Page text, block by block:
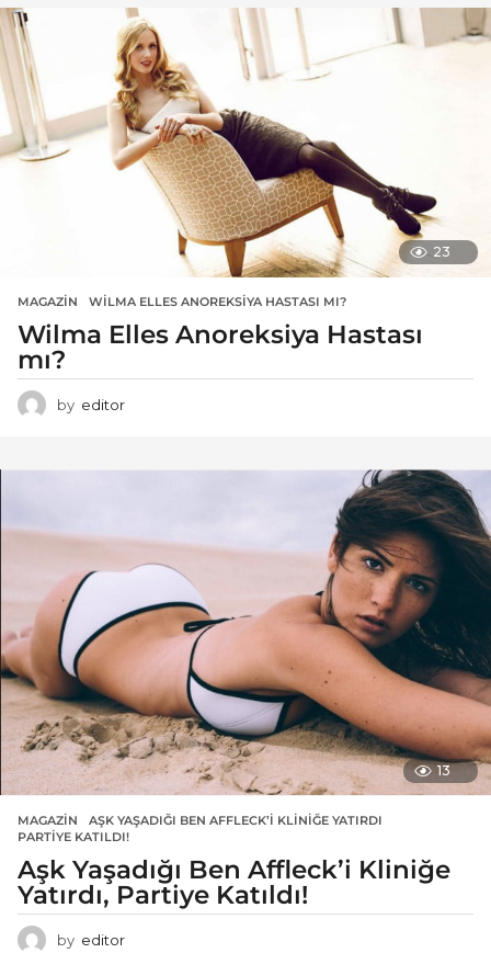
23
MAGAZIN WILMA ELLES ANOREKSIYA HASTASI MI?
Wilma Elles Anoreksiya Hastası
mı?
by editor
13
MAGAZIN AŞK YAŞADIĞI BEN AFFLECK’I KLINIĞE YATIRDI
PARTIYE KATILDI!
Aşk Yaşadığı Ben Affleck’i Kliniğe
Yatırdı, Partiye Katıldı!
by editor